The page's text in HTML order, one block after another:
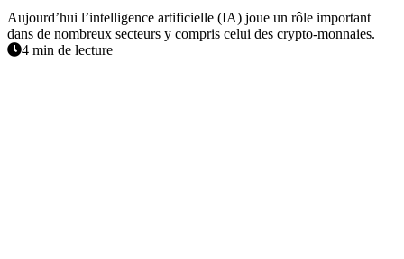
Aujourd’hui l’intelligence artificielle (IA) joue un rôle important
dans de nombreux secteurs y compris celui des crypto-monnaies.
4 min de lecture